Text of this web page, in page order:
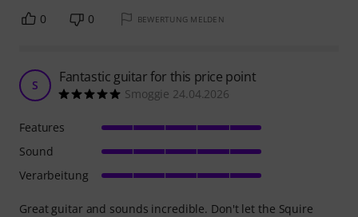
0 0 BEWERTUNG MELDEN
S Fantastic guitar for this price point
Smoggie 24.04.2026
Great guitar and sounds incredible. Don't let the Squire
Features
Sound
Verarbeitung